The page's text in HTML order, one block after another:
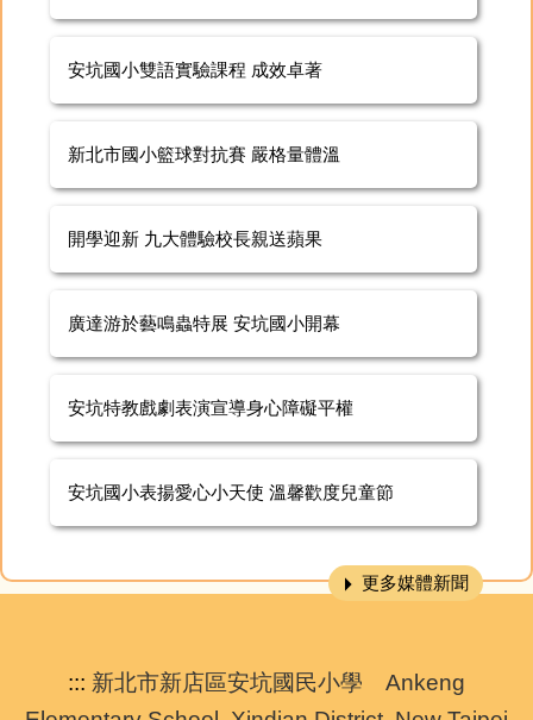
安坑國小雙語實驗課程 成效卓著
新北市國小籃球對抗賽 嚴格量體溫
開學迎新 九大體驗校長親送蘋果
廣達游於藝鳴蟲特展 安坑國小開幕
安坑特教戲劇表演宣導身心障礙平權
安坑國小表揚愛心小天使 溫馨歡度兒童節
更多媒體新聞
::: 新北市新店區安坑國民小學 Ankeng